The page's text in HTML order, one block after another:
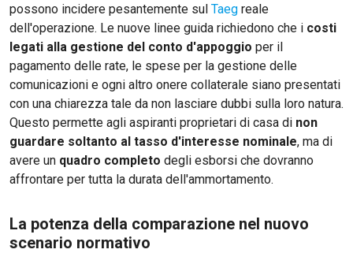
possono incidere pesantemente sul Taeg reale
dell'operazione. Le nuove linee guida richiedono che i costi
legati alla gestione del conto d'appoggio per il
pagamento delle rate, le spese per la gestione delle
comunicazioni e ogni altro onere collaterale siano presentati
con una chiarezza tale da non lasciare dubbi sulla loro natura.
Questo permette agli aspiranti proprietari di casa di non
guardare soltanto al tasso d'interesse nominale, ma di
avere un quadro completo degli esborsi che dovranno
affrontare per tutta la durata dell'ammortamento.
La potenza della comparazione nel nuovo
scenario normativo